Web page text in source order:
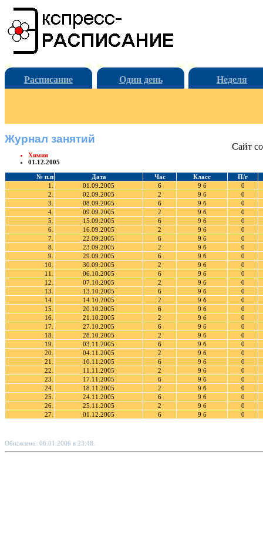
Расписание Один день Неделя
Журнал занятий
Химия
01.12.2005
№ п.п Дата Час Класс
П/г
1.
01.09.2005 6 9 б
0
2.
02.09.2005 2 9 б
0
3.
08.09.2005 6 9 б
0
4.
09.09.2005 2 9 б
0
5.
15.09.2005 6 9 б
0
6.
16.09.2005 2 9 б
0
7.
22.09.2005 6 9 б
0
8.
23.09.2005 2 9 б
0
9.
29.09.2005 6 9 б
0
10.
30.09.2005 2 9 б
0
11.
06.10.2005 6 9 б
0
12.
07.10.2005 2 9 б
0
13.
13.10.2005 6 9 б
0
14.
14.10.2005 2 9 б
0
15.
20.10.2005 6 9 б
0
16.
21.10.2005 2 9 б
0
17.
27.10.2005 6 9 б
0
18.
28.10.2005 2 9 б
0
19.
03.11.2005 6 9 б
0
20.
04.11.2005 2 9 б
0
21.
10.11.2005 6 9 б
0
22.
11.11.2005 2 9 б
0
23.
17.11.2005 6 9 б
0
24.
18.11.2005 2 9 б
0
25.
24.11.2005 6 9 б
0
26.
25.11.2005 2 9 б
0
27.
01.12.2005 6 9 б 0
Обновлено: 06.01.2006 в 23:48.
Сайт